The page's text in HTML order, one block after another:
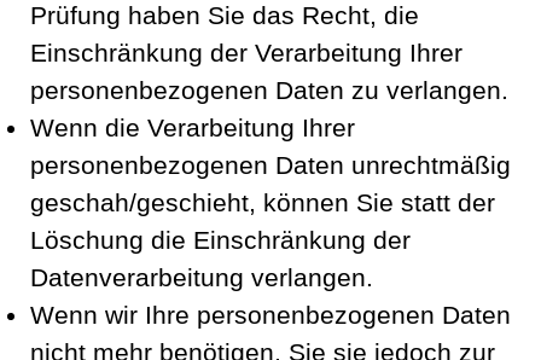
Prüfung haben Sie das Recht, die
Einschränkung der Verarbeitung Ihrer
personenbezogenen Daten zu verlangen.
Wenn die Verarbeitung Ihrer
personenbezogenen Daten unrechtmäßig
geschah/geschieht, können Sie statt der
Löschung die Einschränkung der
Datenverarbeitung verlangen.
Wenn wir Ihre personenbezogenen Daten
nicht mehr benötigen, Sie sie jedoch zur